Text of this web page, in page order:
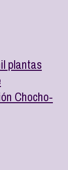
plantas
Chocho-